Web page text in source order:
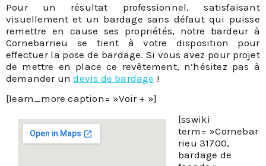
Pour un résultat professionnel, satisfaisant
visuellement et un bardage sans défaut qui puisse
remettre en cause ses propriétés, notre bardeur à
Cornebarrieu se tient à votre disposition pour
effectuer la pose de bardage. Si vous avez pour projet
de mettre en place ce revêtement, n’hésitez pas à
demander undevis de bardage !
[learn_more caption= »Voir + »]
[sswiki
term= »Cornebar
rieu 31700,
bardage de